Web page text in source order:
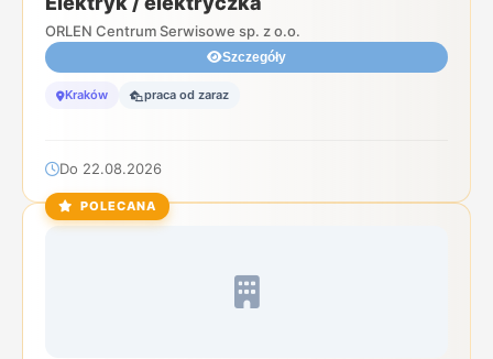
ORLEN Centrum Serwisowe sp. z o.o.
Szczegóły
Kraków praca od zaraz
Do 22.08.2026
POLECANA